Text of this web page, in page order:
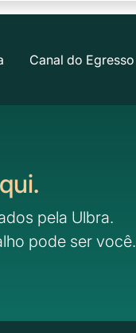
Canal do Egresso
pela Ulbra.
pode ser você.